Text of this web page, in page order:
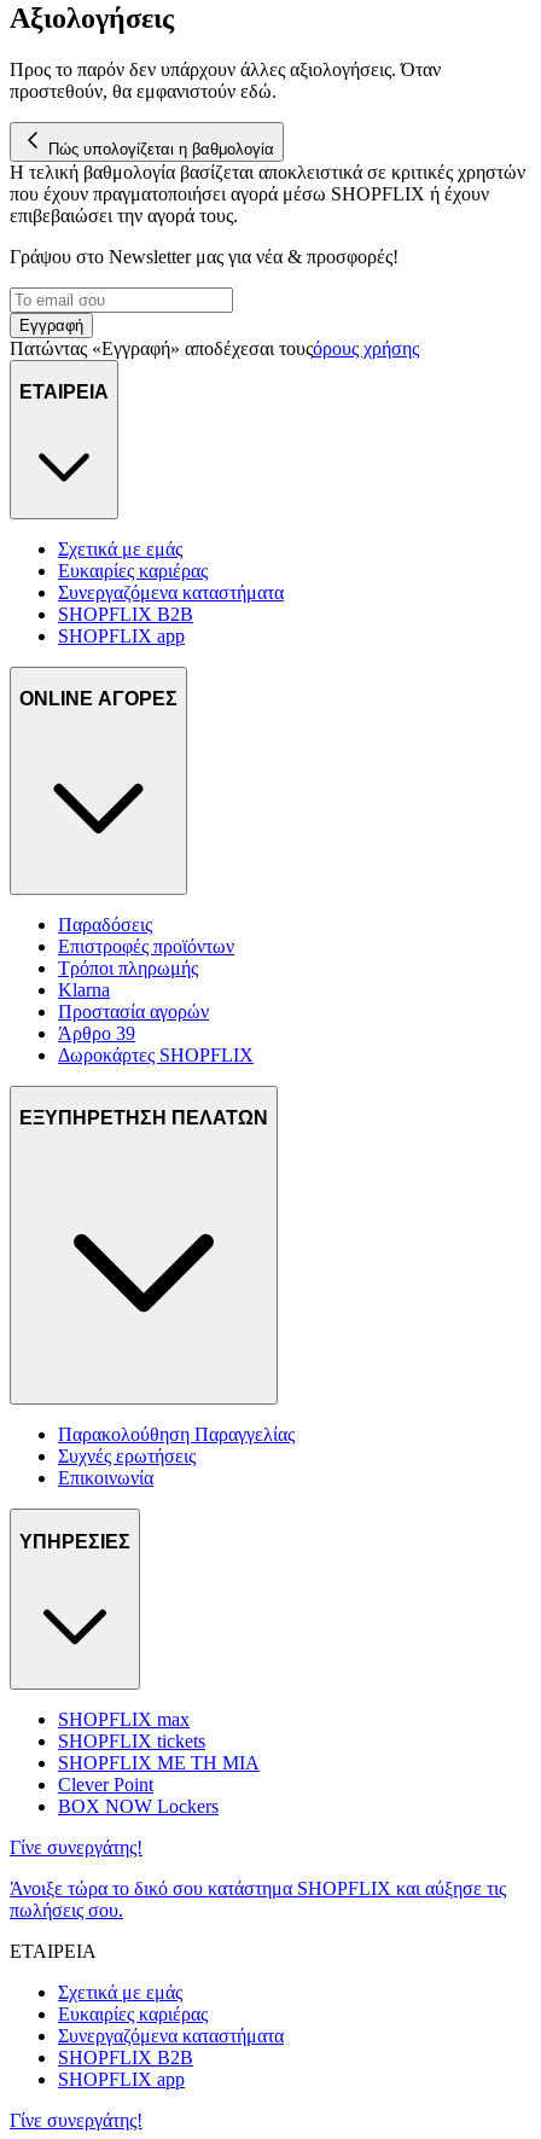
Αξιολογήσεις
Προς το παρόν δεν υπάρχουν άλλες αξιολογήσεις. Όταν
προστεθούν, θα εμφανιστούν εδώ.
Πώς υπολογίζεται η βαθμολογία
Η τελική βαθμολογία βασίζεται αποκλειστικά σε κριτικές χρηστών
που έχουν πραγματοποιήσει αγορά μέσω SHOPFLIX ή έχουν
επιβεβαιώσει την αγορά τους.
Γράψου στο Νewsletter μας για νέα & προσφορές!
Εγγραφή
Πατώντας «Εγγραφή» αποδέχεσαι τουςόρους χρήσης
ΕΤΑΙΡΕΙΑ
Σχετικά με εμάς
Ευκαιρίες καριέρας
Συνεργαζόμενα καταστήματα
SHOPFLIX B2B
SHOPFLIX app
ONLINE ΑΓΟΡΕΣ
Παραδόσεις
Επιστροφές προϊόντων
Τρόποι πληρωμής
Klarna
Προστασία αγορών
Άρθρο 39
Δωροκάρτες SHOPFLIX
ΕΞΥΠΗΡΕΤΗΣΗ ΠΕΛΑΤΩΝ
Παρακολούθηση Παραγγελίας
Συχνές ερωτήσεις
Επικοινωνία
ΥΠΗΡΕΣΙΕΣ
SHOPFLIX max
SHOPFLIX tickets
SHOPFLIX ΜΕ ΤΗ ΜΙΑ
Clever Point
BOX NOW Lockers
Γίνε συνεργάτης!
Άνοιξε τώρα το δικό σου κατάστημα SHOPFLIX και αύξησε τις
πωλήσεις σου.
ΕΤΑΙΡΕΙΑ
Σχετικά με εμάς
Ευκαιρίες καριέρας
Συνεργαζόμενα καταστήματα
SHOPFLIX B2B
SHOPFLIX app
Γίνε συνεργάτης!